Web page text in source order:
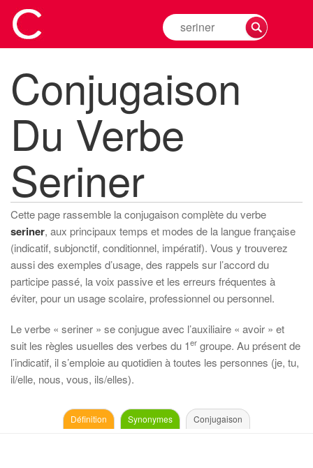
Rechercher
la
d'un
verbe
Conjugaison
Du Verbe
Seriner
Cette page rassemble la conjugaison complète du verbe
seriner, aux principaux temps et modes de la langue française
(indicatif, subjonctif, conditionnel, impératif). Vous y trouverez
aussi des exemples d’usage, des rappels sur l’accord du
participe passé, la voix passive et les erreurs fréquentes à
éviter, pour un usage scolaire, professionnel ou personnel.
Le verbe « seriner » se conjugue avec l’auxiliaire « avoir » et
suit les règles usuelles des verbes du 1er groupe. Au présent de
l’indicatif, il s’emploie au quotidien à toutes les personnes (je, tu,
il/elle, nous, vous, ils/elles).
Définition Synonymes Conjugaison